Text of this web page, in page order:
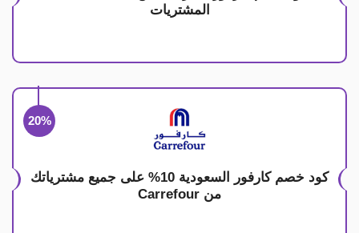
المشتريات
20%
كود خصم كارفور السعودية 10% على جميع مشترياتك
من Carrefour